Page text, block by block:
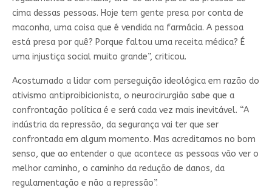
cima dessas pessoas. Hoje tem gente presa por conta de
maconha, uma coisa que é vendida na farmácia. A pessoa
está presa por quê? Porque faltou uma receita médica? É
uma injustiça social muito grande”, criticou.
Acostumado a lidar com perseguição ideológica em razão do
ativismo antiproibicionista, o neurocirurgião sabe que a
confrontação política é e será cada vez mais inevitável. “A
indústria da repressão, da segurança vai ter que ser
confrontada em algum momento. Mas acreditamos no bom
senso, que ao entender o que acontece as pessoas vão ver o
melhor caminho, o caminho da redução de danos, da
regulamentação e não a repressão”.